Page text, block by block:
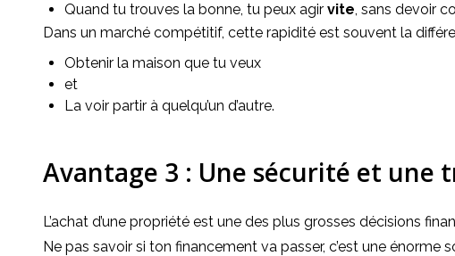
Quand tu trouves la bonne, tu peux agir vite, sans devoir
Dans un marché compétitif, cette rapidité est souvent la
Obtenir la maison que tu veux
et
La voir partir à quelqu’un d’autre.
Avantage 3 : Une sécurité et une
L’achat d’une propriété est une des plus grosses décisions
Ne pas savoir si ton financement va passer, c’est une énorme